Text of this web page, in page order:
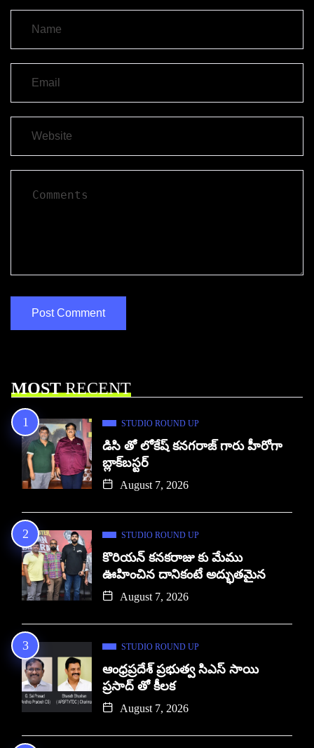
MOSTRECENT
STUDIO ROUND UP
డిసి తో లోకేష్ కనగరాజ్ గారు హీరోగా
బ్లాక్‌బస్టర్
August 7, 2026
STUDIO ROUND UP
కొరియన్ కనకరాజు కు మేము
ఊహించిన దానికంటే అద్భుతమైన
August 7, 2026
STUDIO ROUND UP
ఆంధ్రప్రదేశ్ ప్రభుత్వ సిఎస్ సాయి
ప్రసాద్ తో కీలక
August 7, 2026